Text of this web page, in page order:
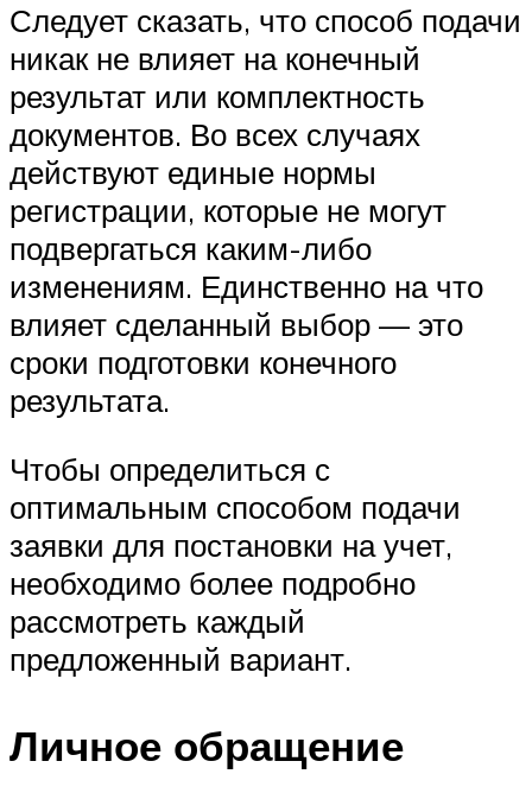
Следует сказать, что способ подачи
никак не влияет на конечный
результат или комплектность
документов. Во всех случаях
действуют единые нормы
регистрации, которые не могут
подвергаться каким-либо
изменениям. Единственно на что
влияет сделанный выбор — это
сроки подготовки конечного
результата.
Чтобы определиться с
оптимальным способом подачи
заявки для постановки на учет,
необходимо более подробно
рассмотреть каждый
предложенный вариант.
Личное обращение